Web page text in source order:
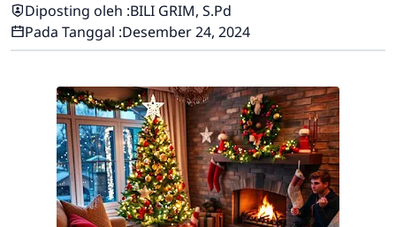
Diposting oleh :BILI GRIM, S.Pd
Pada Tanggal :Desember 24, 2024